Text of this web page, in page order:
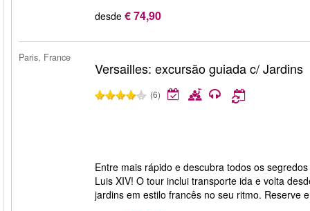
desde € 74,90
Paris, France
Versailles: excursão guiada c/ Jardins
(6)
Entre mais rápido e descubra todos os
Luis XIV! O tour inclui transporte ida e volta
jardins em estilo francês no seu ritmo. Reserve